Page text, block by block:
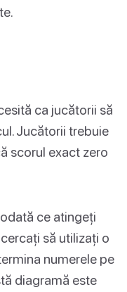
ca jucătorii să
Jucătorii trebuie
scorul exact zero
ce atingeți
să utilizați o
numerele pe
diagramă este